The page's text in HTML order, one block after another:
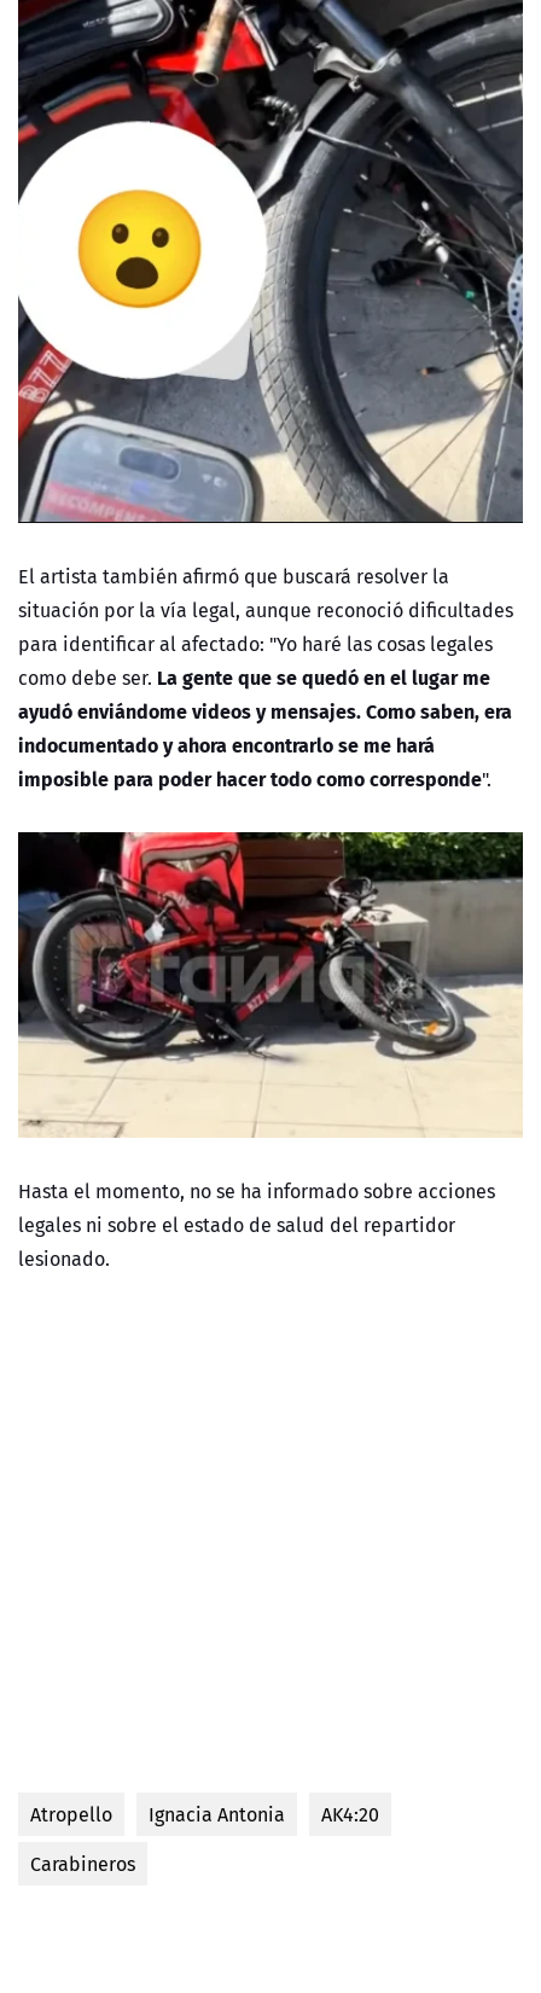
El artista también afirmó que buscará resolver la
situación por la vía legal, aunque reconoció dificultades
para identificar al afectado: "Yo haré las cosas legales
como debe ser. La gente que se quedó en el lugar me
ayudó enviándome videos y mensajes. Como saben, era
indocumentado y ahora encontrarlo se me hará
imposible para poder hacer todo como corresponde".
Hasta el momento, no se ha informado sobre acciones
legales ni sobre el estado de salud del repartidor
lesionado.
Atropello Ignacia Antonia
AK4:20
Carabineros